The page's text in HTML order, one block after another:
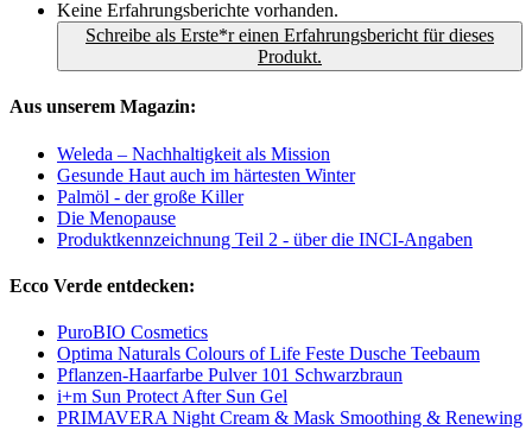
Keine Erfahrungsberichte vorhanden.
Schreibe als Erste*r einen Erfahrungsbericht für dieses
Produkt.
Aus unserem Magazin:
Weleda – Nachhaltigkeit als Mission
Gesunde Haut auch im härtesten Winter
Palmöl - der große Killer
Die Menopause
Produktkennzeichnung Teil 2 - über die INCI-Angaben
Ecco Verde entdecken:
PuroBIO Cosmetics
Optima Naturals Colours of Life Feste Dusche Teebaum
Pflanzen-Haarfarbe Pulver 101 Schwarzbraun
i+m Sun Protect After Sun Gel
PRIMAVERA Night Cream & Mask Smoothing & Renewing